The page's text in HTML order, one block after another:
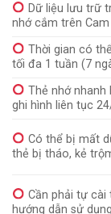
Dữ liệu lưu trữ
nhớ cắm trên Cam
Thời gian có
tối đa 1 tuần (7
Thẻ nhớ nhanh
ghi hình liên tục
Có thể bị mất
thẻ bị tháo, kẻ
Cần phải tự cài
hướng dẫn sử